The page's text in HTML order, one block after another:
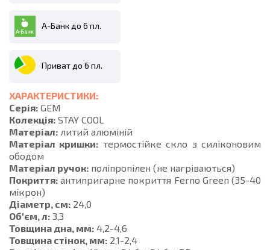
А-Банк до 6 пл.
Приват до 6 пл.
ХАРАКТЕРИСТИКИ:
Серія: GEM
Колекція: STAY COOL
Матеріал: литий алюміній
Матеріал кришки: термостійке скло з силіконовим
ободом
Матеріал ручок: поліпропілен (не нагріваються)
Покриття: антипригарне покриття Ferno Green (35-40
мікрон)
Діаметр, см: 24,0
Об'єм, л: 3,3
Товщина дна, мм: 4,2-4,6
Товщина стінок, мм: 2,1-2,4